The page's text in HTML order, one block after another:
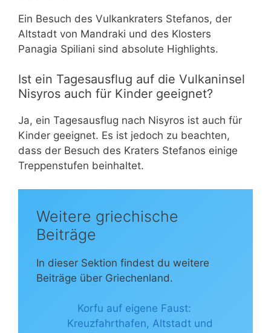
Ein Besuch des Vulkankraters Stefanos, der
Altstadt von Mandraki und des Klosters
Panagia Spiliani sind absolute Highlights.
Ist ein Tagesausflug auf die Vulkaninsel
Nisyros auch für Kinder geeignet?
Ja, ein Tagesausflug nach Nisyros ist auch für
Kinder geeignet. Es ist jedoch zu beachten,
dass der Besuch des Kraters Stefanos einige
Treppenstufen beinhaltet.
Weitere griechische
Beiträge
In dieser Sektion findest du weitere
Beiträge über Griechenland.
Korfu auf eigene Faust:
Kreuzfahrthafen, Altstadt und